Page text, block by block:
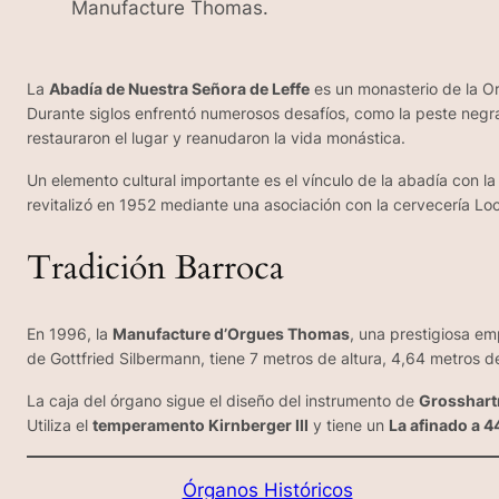
Manufacture Thomas.
La Abadía de Nuestra Señora de Leffe es un monasterio de la
Durante siglos enfrentó numerosos desafíos, como la peste
restauraron el lugar y reanudaron la vida monástica.
Un elemento cultural importante es el vínculo de la abadía con
revitalizó en 1952 mediante una asociación con la cervecería
Tradición Barroca
En 1996, la Manufacture d’Orgues Thomas, una prestigiosa
de Gottfried Silbermann, tiene 7 metros de altura, 4,64 metros
La caja del órgano sigue el diseño del instrumento de
Utiliza el temperamento Kirnberger III y tiene un La afinado a
Órganos Históricos